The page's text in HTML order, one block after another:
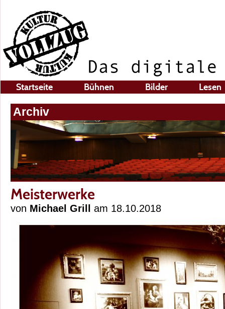
Startseite Bühnen Bilder Lesen
Archiv
Meisterwerke
von Michael Grill am 18.10.2018